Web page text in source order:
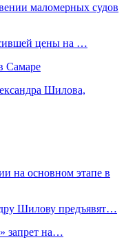
маломерных судов
цены на …
Самаре
Шилова,
на основном этапе в
Шилову предъявят…
запрет на…